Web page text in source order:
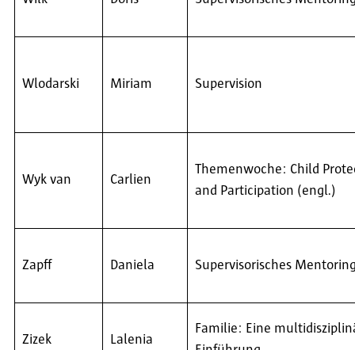
Wlodarski Miriam Supervision
Wyk van Carlien
Themenwoche: Child
and Participation (engl.)
Zapff Daniela Supervisorisches
Zizek Lalenia
Familie: Eine